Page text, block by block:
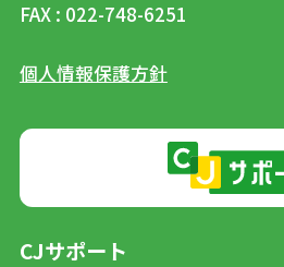
FAX : 022-748-6251
個人情報保護方針
CJサポート